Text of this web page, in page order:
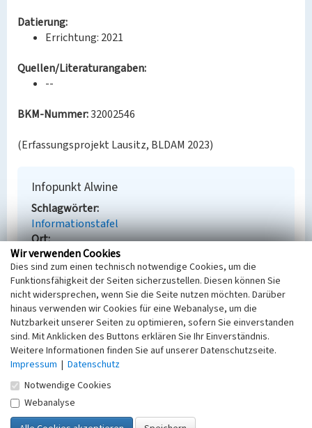
Datierung:
Errichtung: 2021
Quellen/Literaturangaben:
--
BKM-Nummer:32002546
(Erfassungsprojekt Lausitz, BLDAM 2023)
Infopunkt Alwine
Schlagwörter
Informationstafel
Ort
Lauchhammer
Fachsicht(en)
Denkmalpflege
Erfassungsmaßstab
Keine Angabe
Erfassungsmethode
Übernahme aus externer Fachdatenbank
Empfohlene Zitierweise
Wir verwenden Cookies
Dies sind zum einen technisch notwendige Cookies, um die
Funktionsfähigkeit der Seiten sicherzustellen. Diesen können Sie
nicht widersprechen, wenn Sie die Seite nutzen möchten. Darüber
hinaus verwenden wir Cookies für eine Webanalyse, um die
Nutzbarkeit unserer Seiten zu optimieren, sofern Sie einverstanden
sind. Mit Anklicken des Buttons erklären Sie Ihr Einverständnis.
Weitere Informationen finden Sie auf unserer Datenschutzseite.
Impressum | Datenschutz
Notwendige Cookies
Webanalyse